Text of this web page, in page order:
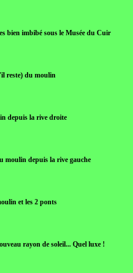
bien imbibé sous le Musée du Cuir
reste) du moulin
depuis la rive droite
moulin depuis la rive gauche
et les 2 ponts
rayon de soleil... Quel luxe !